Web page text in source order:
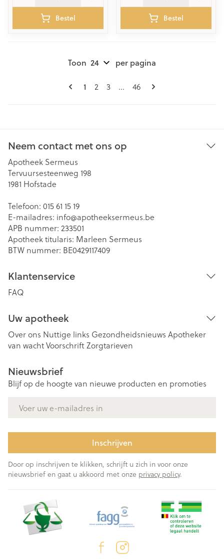
Bestel Bestel
Pagina's
U lees momenteel pagina
1 Pagina
2 Pagina
3 ... Pagina
46
Toon per pagina
Neem contact met ons op
Apotheek Sermeus
Tervuursesteenweg 198
1981 Hofstade
Telefoon: 015 61 15 19
E-mailadres: info@apotheeksermeus.be
APB nummer: 233501
Apotheek titularis: Marleen Sermeus
BTW nummer: BE0429117409
Klantenservice
FAQ
Uw apotheek
Over ons Nuttige links Gezondheidsnieuws Apotheker
van wachtVoorschriftZorgtarieven
Nieuwsbrief
Blijf op de hoogte van nieuwe producten en promoties
Inschrijven
Door op inschrijven te klikken, schrijft u zich in voor onze
nieuwsbrief en gaat u akkoord met onze privacy policy.